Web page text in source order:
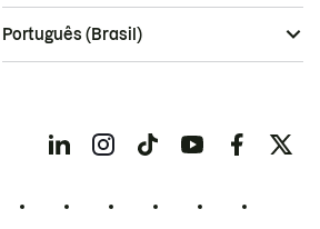
Português (Brasil)